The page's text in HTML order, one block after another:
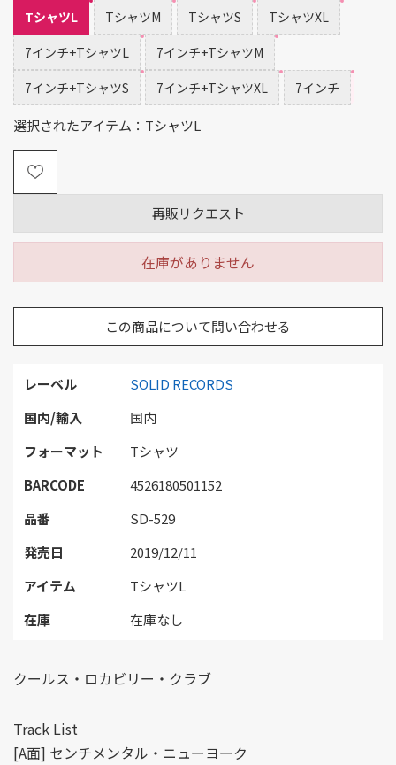
レーベル
SOLID RECORDS
国内/輸入
国内
フォーマット
Tシャツ
BARCODE
4526180501152
品番
SD-529
発売日
2019/12/11
アイテム
TシャツL
在庫
在庫なし
TシャツL TシャツM TシャツS
TシャツXL
7インチ+TシャツL
7インチ+TシャツM
7インチ+TシャツS
7インチ+TシャツXL 7インチ
選択されたアイテム：TシャツL
再販リクエスト
在庫がありません
この商品について問い合わせる
クールス・ロカビリー・クラブ
Track List
[A面] センチメンタル・ニューヨーク